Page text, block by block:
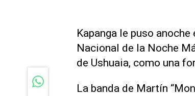
Kapanga le puso
Nacional de la Noche
de Ushuaia, como una
La banda de Martín